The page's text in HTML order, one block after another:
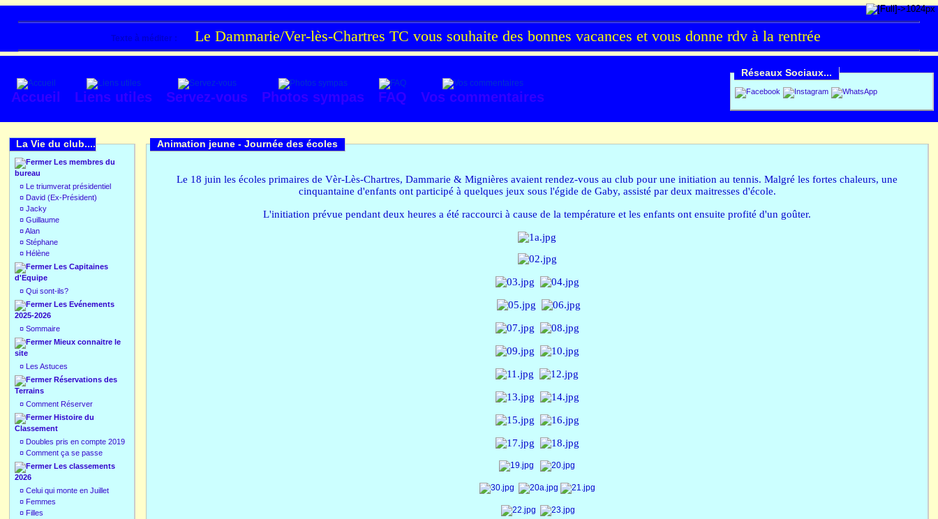
Texte à méditer : Le Dammarie/Ver-lès-Chartres TC vous souhaite des bonnes vacances et vous donne rdv à la rentrée
Accueil Liens utiles Servez-vous Photos sympas FAQ Vos commentaires
Réseaux Sociaux...
La Vie du club....
Les membres du
bureau
¤ Le triumverat présidentiel
¤ David (Ex-Président)
¤ Jacky
¤ Guillaume
¤Alan
¤ Stéphane
¤ Hélène
Les Capitaines
d'Equipe
¤ Qui sont-ils?
Les Evénements
2025-2026
¤ Sommaire
Mieux connaitre le
site
¤ Les Astuces
Réservations des
Terrains
¤ Comment Réserver
Histoire du
Classement
¤ Doubles pris en compte 2019
¤ Comment ça se passe
Les classements
2026
¤ Celui qui monte en Juillet
¤ Femmes
¤ Filles
Animation jeune - Journée des écoles
Le 18 juin les écoles primaires de Vèr-Lès-Chartres, Dammarie & Mignières avaient rendez-vous au club pour une initiation au tennis. Malgré les fortes chaleurs, une
cinquantaine d'enfants ont participé à quelques jeux sous l'égide de Gaby, assisté par deux maitresses d'école.
L'initiation prévue pendant deux heures a été raccourci à cause de la température et les enfants ont ensuite profité d'un goûter.